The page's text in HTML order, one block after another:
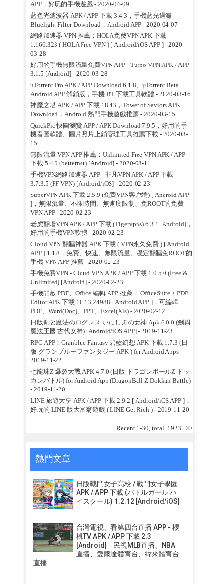
APP，好玩的手機遊戲- 2020-04-09
藍色光濾波器 APK / APP 下載 3.4.3，手機藍光過濾
Bluelight Filter Download，Android APP- 2020-04-07
網路加速器 VPN 推薦：HOLA免费VPN APK 下載
1.166.323 ( HOLA Free VPN ) [ Android/iOS APP ]- 2020-
03-28
好用的手機無限流量免費VPN APP - Turbo VPN APK / APP
3.1.5 [Android]- 2020-03-28
uTorrent Pro APK / APP Download 6.1.8、µTorrent Beta
Android APP 解鎖版，手機 BT 下載工具軟體 - 2020-03-16
神魔之塔 APK / APP 下載 18.43，Tower of Saviors APK
Download，Android 熱門手機遊戲推薦- 2020-03-15
QuickPic 快圖瀏覽 APP / APK Download 7.9.5，好用的手
機看圖軟體、圖片照片上鎖管理工具推薦下載- 2020-03-
15
無限流量 VPN APP 推薦：Unlimited Free VPN APK / APP
下載 5.4.0 (betternet) [Android]- 2020-03-11
手機VPN網路加速器 APP - 非凡VPN APK / APP 下載
3.7.3.5 (FF VPN) [Android/iOS]- 2020-02-23
SuperVPN APK 下載 2.5.9 (免费VPN客户端) [ Android APP
]，無限流量、不限時間、無速度限制、免ROOT的免費
VPN APP- 2020-02-23
老虎翻墙VPN APK / APP 下載 (Tigervpns) 6.3.1 [Android]，
好用的手機VPN軟體 - 2020-02-23
Cloud VPN 翻牆神器 APK 下載 ( VPN永久免費 ) [ Android
APP ] 1.1.8，免費、快速、無限流量、穩定翻牆免ROOT的
手機 VPN APP 推薦- 2020-02-23
手機免費VPN - Cloud VPN APK / APP 下載 1.0.5.0 (Free &
Unlimited) [Android]- 2020-02-23
手機開啟 PDF、Office 編輯 APP 推薦： OfficeSuite + PDF
Editor APK 下載 10.13.24988 [ Android APP ]，可編輯
PDF、Word(Doc)、PPT、Excel(Xls)- 2020-02-12
日版剣と魔法のログレス いにしえの女神 Apk 6.0.0 (劍與
魔法王國 古代女神) [Android/iOS APP]- 2019-11-23
RPG APP：Granblue Fantasy 碧藍幻想 APK 下載 1.7.3 (日
版 グランブルーファンタジー APK ) for Android Apps -
2019-11-22
七龍珠Z 爆裂大戰 APK 4.7.0 (日版 ドラゴンボールZ ドッ
カンバトル) for Android App (DragonBall Z Dokkan Battle)
- 2019-11-20
LINE 旅遊大亨 APK / APP 下載 2.9.2 [ Android/iOS APP ]，
好玩的 LINE 版大富翁遊戲 ( LINE Get Rich )- 2019-11-20
Recent 1-30, total: 1923. >>
熱門文章
日版戰鬥女子高校 / 戰鬥女子學園
APK / APP 下載 (バトルガール ハ
イスクール) 1.2.12 [Android/iOS]
台灣電視、看第四台直播 APP - 櫻
桃TV APK / APP 下載 2.3
[Android]，民視MLB直播、NBA
直播、愛爾達體育台、緯來體育台
直播